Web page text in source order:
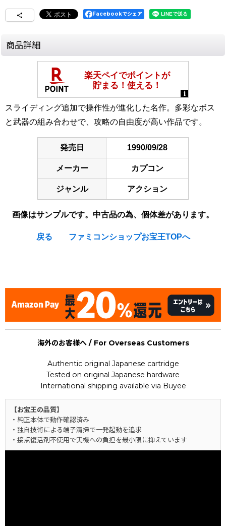
Facebookでシェア
商品詳細
スライディング追加で操作性が進化した名作。多彩なボス
と武器の組み合わせで、攻略の自由度が高い作品です。
発売日 1990/09/28
メーカー カプコン
ジャンル アクション
画像はサンプルです。中古品の為、個体差があります。
戻る ファミコンショップお宝王TOPへ
海外のお客様へ / For Overseas Customers
Authentic original Japanese cartridge
Tested on original Japanese hardware
International shipping available via Buyee
【お宝王の品質】
・純正本体で動作確認済み
・独自技術による端子清掃で一発起動を追求
・接点復活剤不使用で実機への負担を最小限に抑えています